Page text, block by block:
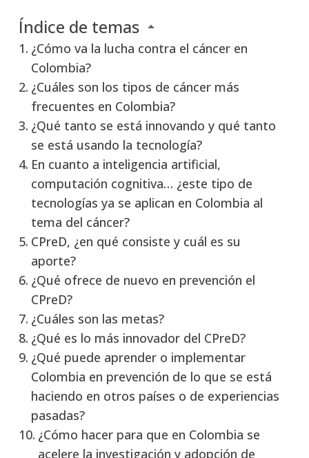
Índice de temas
¿Cómo va la lucha contra el cáncer en
Colombia?
¿Cuáles son los tipos de cáncer más
frecuentes en Colombia?
¿Qué tanto se está innovando y qué tanto
se está usando la tecnología?
En cuanto a inteligencia artificial,
computación cognitiva… ¿este tipo de
tecnologías ya se aplican en Colombia al
tema del cáncer?
CPreD, ¿en qué consiste y cuál es su
aporte?
¿Qué ofrece de nuevo en prevención el
CPreD?
¿Cuáles son las metas?
¿Qué es lo más innovador del CPreD?
¿Qué puede aprender o implementar
Colombia en prevención de lo que se está
haciendo en otros países o de experiencias
pasadas?
¿Cómo hacer para que en Colombia se
acelere la investigación y adopción de